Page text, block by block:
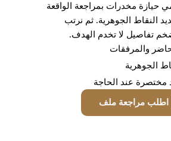
حيازة مخدرات بمراجعة الواقعة
النقاط الجوهرية. ثم نرتب
تفاصيل لا تخدم الهدف.
والمرفقات
الجوهرية
مختصرة عند الحاجة
اطلب مراجعة ملف